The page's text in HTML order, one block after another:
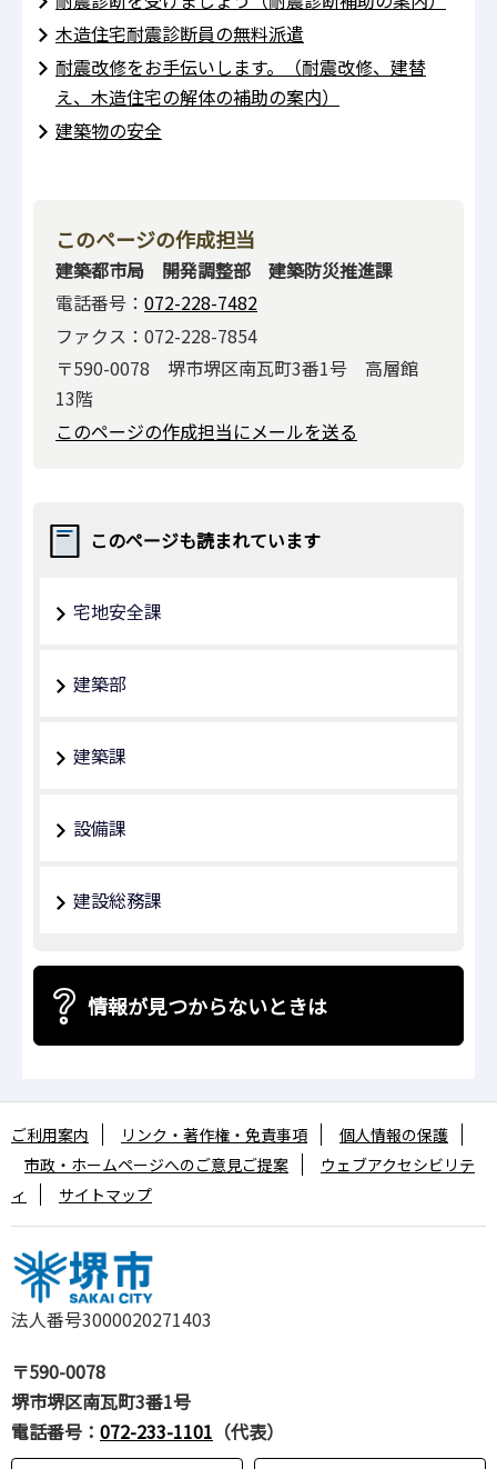
木造住宅耐震診断員の無料派遣
耐震改修をお手伝いします。（耐震改修、建替
え、木造住宅の解体の補助の案内）
建築物の安全
このページの作成担当
建築都市局 開発調整部 建築防災推進課
電話番号： 072-228-7482
ファクス：072-228-7854
〒590-0078 堺市堺区南瓦町3番1号 高層館
13階
このページの作成担当にメールを送る
このページも読まれています
宅地安全課
建築部
建築課
設備課
建設総務課
情報が見つからないときは
法人番号3000020271403
〒590-0078
堺市堺区南瓦町3番1号
電話番号： 072-233-1101 （代表）
ご利用案内 リンク・著作権・免責事項
個人情報の保護
市政・ホームページへのご意見ご提案
ウェブアクセシビリテ
ィ
サイトマップ